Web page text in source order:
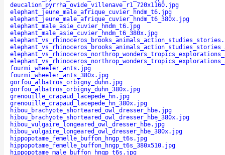
deucalion_pyrrha_ovide_villenave_r1_720x1160.jpg
elephant_jeune_male_afrique_cuvier_hndm_t6.jpg
elephant_jeune_male_afrique_cuvier_hndm_t6_380x.jpg
elephant_male_asie_cuvier_hndm_t6.jpg
elephant_male_asie_cuvier_hndm_t6_380x.jpg
fourmi_wheeler_ants.jpg
fourmi_wheeler_ants_380x.jpg
gorfou_albatros_orbigny_duhn.jpg
gorfou_albatros_orbigny_duhn_380x.jpg
grenouille_crapaud_lacepede_hn.jpg
grenouille_crapaud_lacepede_hn_380x.jpg
hibou_brachyote_shorteared_owl_dresser_hbe.jpg
hibou_brachyote_shorteared_owl_dresser_hbe_380x.jpg
hibou_vulgaire_longeared_owl_dresser_hbe.jpg
hibou_vulgaire_longeared_owl_dresser_hbe_380x.jpg
hippopotame_femelle_buffon_hngp_t6s.jpg
hippopotame_femelle_buffon_hngp_t6s_380x510.jpg
hippopotame_male_buffon_hngp_t6s.jpg